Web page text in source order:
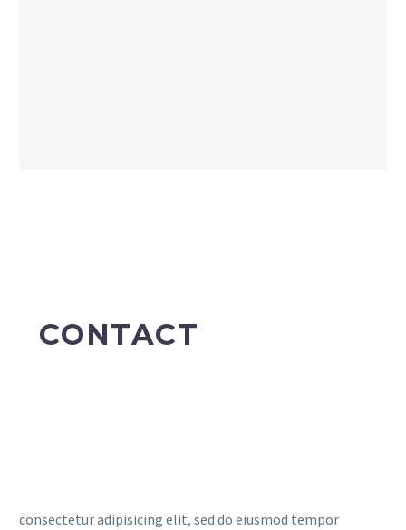
CONTACT
consectetur adipisicing elit, sed do eiusmod tempor